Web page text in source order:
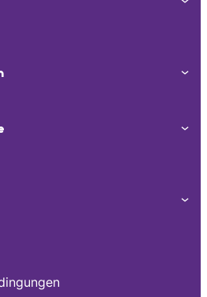
Zuschneiden
Stellen und Möbel